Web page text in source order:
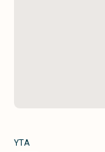
YTA